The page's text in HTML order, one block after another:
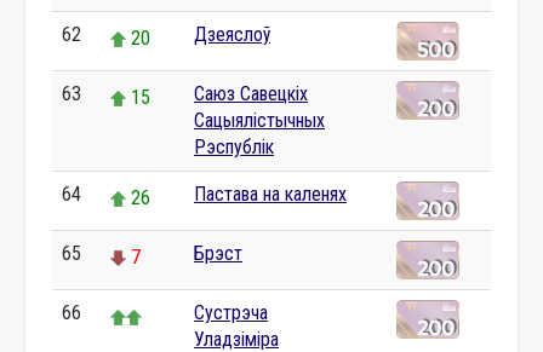
62 20 Дзеяслоў
63 15
Саюз Савецкіх
Сацыялістычных
Рэспублік
64 26 Пастава на каленях
65 7 Брэст
66
Сустрэча
Уладзіміра